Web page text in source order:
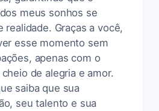
meus sonhos se
realidade. Graças a você,
esse momento sem
apenas com o
de alegria e amor.
saiba que sua
seu talento e sua